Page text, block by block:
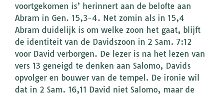
voortgekomen is’ herinnert aan de belofte aan
Abram in Gen. 15,3-4. Net zomin als in 15,4
Abram duidelijk is om welke zoon het gaat, blijft
de identiteit van de Davidszoon in 2 Sam. 7:12
voor David verborgen. De lezer is na het lezen van
vers 13 geneigd te denken aan Salomo, Davids
opvolger en bouwer van de tempel. De ironie wil
dat in 2 Sam. 16,11 David niet Salomo, maar de